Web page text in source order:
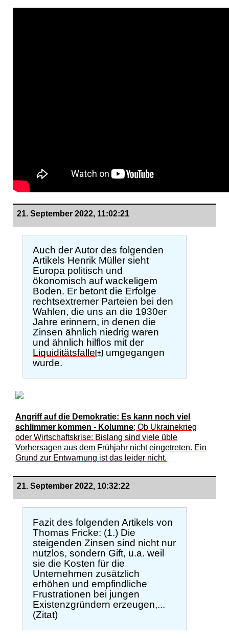
21. September 2022, 11:02:21
Auch der Autor des folgenden
Artikels Henrik Müller sieht
Europa politisch und
ökonomisch auf wackeligem
Boden. Er betont die Erfolge
rechtsextremer Parteien bei den
Wahlen, die uns an die 1930er
Jahre erinnern, in denen die
Zinsen ähnlich niedrig waren
und ähnlich hilflos mit der
Liquiditätsfalle[+] umgegangen
wurde.
Angriff auf die Demokratie: Es kann noch viel
schlimmer kommen - Kolumne; Ob Ukrainekrieg
oder Wirtschaftskrise: Bislang sind viele üble
Vorhersagen aus dem Frühjahr nicht eingetreten. Ein
Grund zur Entwarnung ist das leider nicht.
21. September 2022, 10:32:22
Fazit des folgenden Artikels von
Thomas Fricke: (1.) Die
steigenden Zinsen sind nicht nur
nutzlos, sondern Gift, u.a. weil
sie die Kosten für die
Unternehmen zusätzlich
erhöhen und empfindliche
Frustrationen bei jungen
Existenzgründern erzeugen,...
(Zitat)